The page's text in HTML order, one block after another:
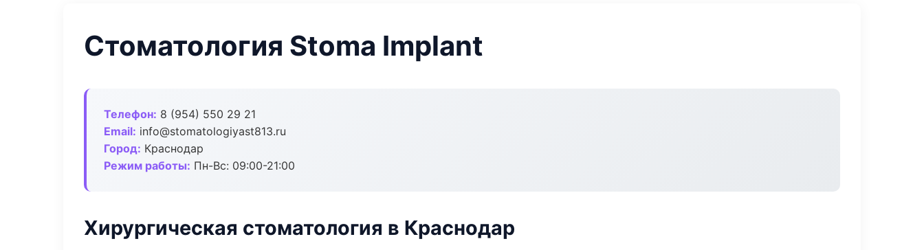
Стоматология Stoma Implant
Телефон: 8 (954) 550 29 21
Email: info@stomatologiyast813.ru
Город: Краснодар
Режим работы: Пн-Вс: 09:00-21:00
Хирургическая стоматология в Краснодар